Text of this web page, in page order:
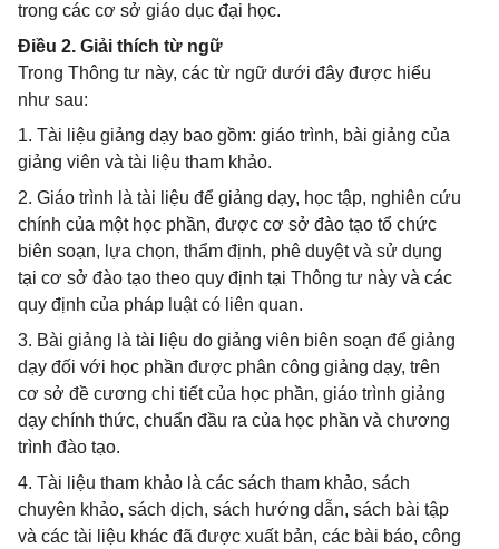
trong các cơ sở giáo dục đại học.
Điều 2. Giải thích từ ngữ
Trong Thông tư này, các từ ngữ dưới đây được hiểu
như sau:
1. Tài liệu giảng dạy bao gồm: giáo trình, bài giảng của
giảng viên và tài liệu tham khảo.
2. Giáo trình là tài liệu để giảng dạy, học tập, nghiên cứu
chính của một học phần, được cơ sở đào tạo tổ chức
biên soạn, lựa chọn, thẩm định, phê duyệt và sử dụng
tại cơ sở đào tạo theo quy định tại Thông tư này và các
quy định của pháp luật có liên quan.
3. Bài giảng là tài liệu do giảng viên biên soạn để giảng
dạy đối với học phần được phân công giảng dạy, trên
cơ sở đề cương chi tiết của học phần, giáo trình giảng
dạy chính thức, chuẩn đầu ra của học phần và chương
trình đào tạo.
4. Tài liệu tham khảo là các sách tham khảo, sách
chuyên khảo, sách dịch, sách hướng dẫn, sách bài tập
và các tài liệu khác đã được xuất bản, các bài báo, công